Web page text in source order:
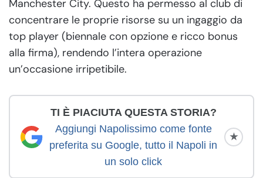
Manchester City. Questo ha permesso al club di
concentrare le proprie risorse su un ingaggio da
top player (biennale con opzione e ricco bonus
alla firma), rendendo l’intera operazione
un’occasione irripetibile.
TI È PIACIUTA QUESTA STORIA?
Aggiungi Napolissimo come fonte
preferita su Google, tutto il Napoli in
un solo click
★